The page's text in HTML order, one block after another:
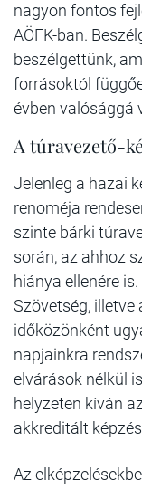
nagyon fontos
AÖFK-ban.
beszélgettünk,
forrásoktól
évben valósággá
A túravezető-
Jelenleg a hazai
renoméja
szinte bárki
során, az ahhoz
hiánya ellenére
Szövetség, illetve
időközönként
napjainkra
elvárások nélkül
helyzeten kíván
akkreditált
Az